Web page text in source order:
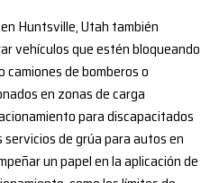
Huntsville, Utah también
vehículos que estén bloqueando
camiones de bomberos o
en zonas de carga
para discapacitados
de grúa para autos en
un papel en la aplicación de